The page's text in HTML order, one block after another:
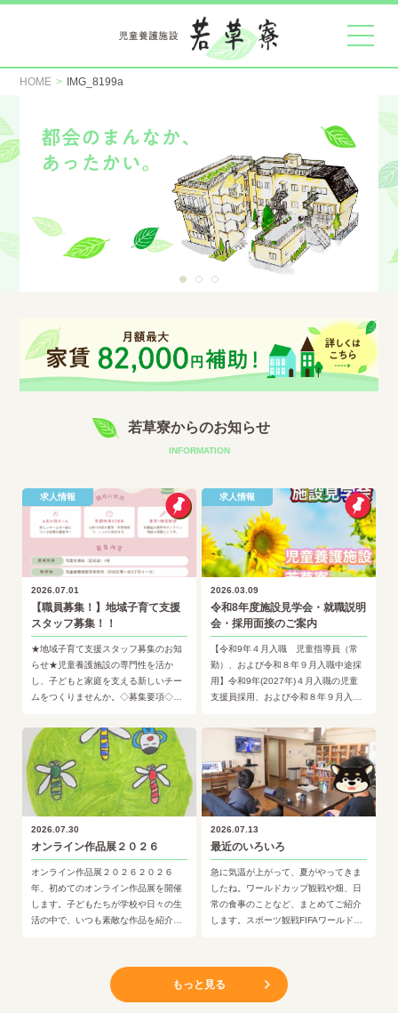
HOME IMG_8199a
若草寮からのお知らせ
INFORMATION
求人情報
2026.07.01
【職員募集！】地域子育て支援
スタッフ募集！！
★地域子育て支援スタッフ募集のお知
らせ★児童養護施設の専門性を活か
し、子どもと家庭を支える新しいチー
ムをつくりませんか。◇募集要項◇
雇用形態正職員■職種ケアワーカー…
求人情報
2026.03.09
令和8年度施設見学会・就職説明
会・採用面接のご案内
【令和9年４月入職 児童指導員（常
勤）、および令和８年９月入職中途採
用】令和9年(2027年)４月入職の児童
支援員採用、および令和８年９月入職
会では、若草寮の雰囲気を…
2026.07.30
オンライン作品展２０２６
オンライン作品展２０２６２０２６
年、初めてのオンライン作品展を開催
します。子どもたちが学校や日々の生
活の中で、いつも素敵な作品を紹介し
2026.07.13
最近のいろいろ
急に気温が上がって、夏がやってきま
したね。ワールドカップ観戦や畑、日
常の食事のことなど、まとめてご紹介
します。スポーツ観戦FIFAワールドカ
もっと見る